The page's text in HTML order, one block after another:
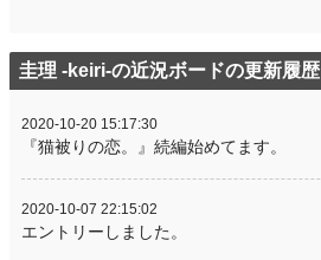
圭理 -keiri-の近況ボードの更新履歴
2020-10-20 15:17:30
『猫被りの恋。』続編始めてます。
2020-10-07 22:15:02
エントリーしました。